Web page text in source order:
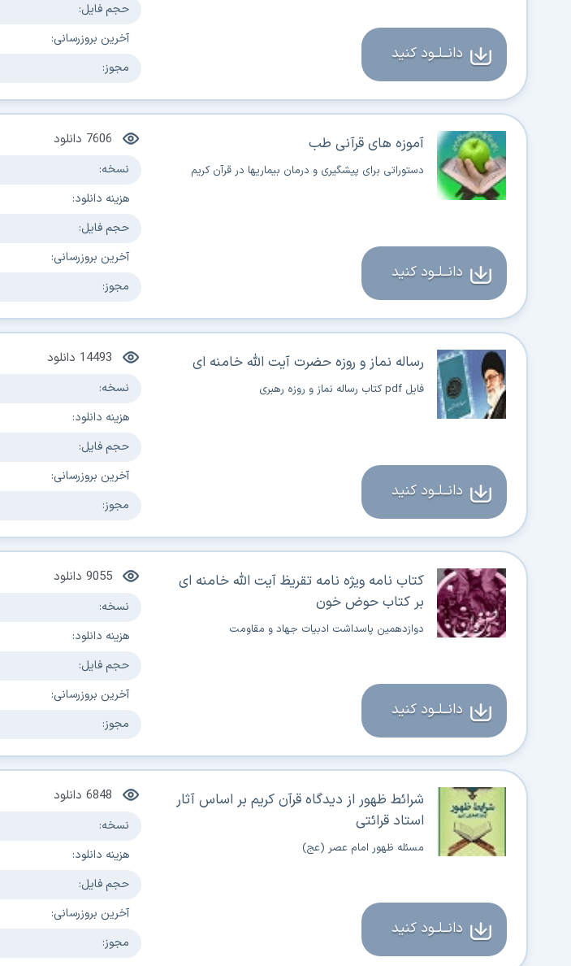
حجم فایل:
آخرین بروزرسانی:
مجوز:
دانــلــود کنید
آموزه های قرآنی طب
دستوراتی برای پیشگیری و درمان بیماریها در قرآن کریم
7606 دانلود
نسخه:
هزینه دانلود:
حجم فایل:
آخرین بروزرسانی:
مجوز:
دانــلــود کنید
رساله نماز و روزه حضرت آیت الله خامنه ای
فایل pdf کتاب رساله نماز و روزه رهبری
14493 دانلود
نسخه:
هزینه دانلود:
حجم فایل:
آخرین بروزرسانی:
مجوز:
دانــلــود کنید
کتاب نامه ویژه نامه تقریظ آیت الله خامنه ای
بر کتاب حوض خون
دوازدهمین پاسداشت ادبیات جهاد و مقاومت
9055 دانلود
نسخه:
هزینه دانلود:
حجم فایل:
آخرین بروزرسانی:
مجوز:
دانــلــود کنید
شرائط ظهور از دیدگاه قرآن کریم بر اساس آثار
استاد قرائتی
مسئله ظهور امام عصر (عج)
6848 دانلود
نسخه:
هزینه دانلود:
حجم فایل:
آخرین بروزرسانی:
مجوز:
دانــلــود کنید